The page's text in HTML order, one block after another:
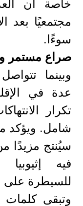
خاصة أن
مجتمعيًا بعد
سوءًا.
صراع مستمر
وبينما
عدة في
تكرار
شامل. ويؤكد
سيُنتج مزيدًا
فيه
للسيطرة على
وتبقى كلمات